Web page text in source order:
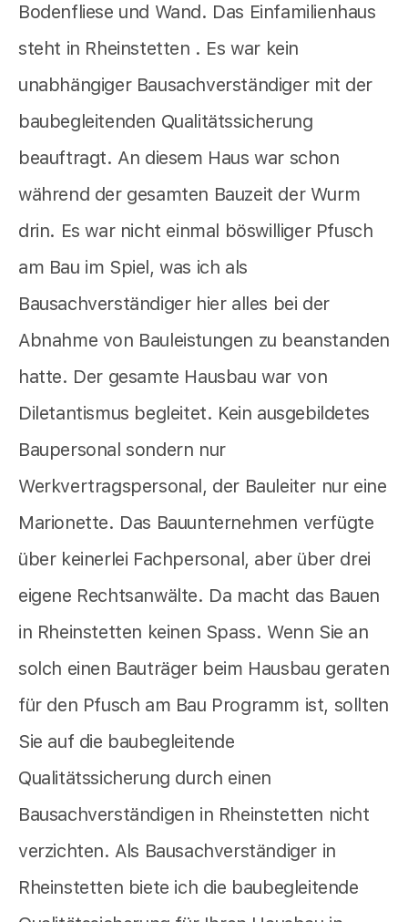
Bodenfliese und Wand. Das Einfamilienhaus
steht in Rheinstetten . Es war kein
unabhängiger Bausachverständiger mit der
baubegleitenden Qualitätssicherung
beauftragt. An diesem Haus war schon
während der gesamten Bauzeit der Wurm
drin. Es war nicht einmal böswilliger Pfusch
am Bau im Spiel, was ich als
Bausachverständiger hier alles bei der
Abnahme von Bauleistungen zu beanstanden
hatte. Der gesamte Hausbau war von
Diletantismus begleitet. Kein ausgebildetes
Baupersonal sondern nur
Werkvertragspersonal, der Bauleiter nur eine
Marionette. Das Bauunternehmen verfügte
über keinerlei Fachpersonal, aber über drei
eigene Rechtsanwälte. Da macht das Bauen
in Rheinstetten keinen Spass. Wenn Sie an
solch einen Bauträger beim Hausbau geraten
für den Pfusch am Bau Programm ist, sollten
Sie auf die baubegleitende
Qualitätssicherung durch einen
Bausachverständigen in Rheinstetten nicht
verzichten. Als Bausachverständiger in
Rheinstetten biete ich die baubegleitende